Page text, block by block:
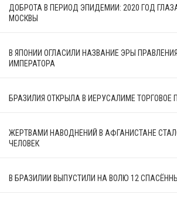
ДОБРОТА В ПЕРИОД ЭПИДЕМИИ: 2020 ГОД
МОСКВЫ
В ЯПОНИИ ОГЛАСИЛИ НАЗВАНИЕ ЭРЫ
ИМПЕРАТОРА
БРАЗИЛИЯ ОТКРЫЛА В ИЕРУСАЛИМЕ ТОРГОВОЕ
ЖЕРТВАМИ НАВОДНЕНИЙ В АФГАНИСТАНЕ
ЧЕЛОВЕК
В БРАЗИЛИИ ВЫПУСТИЛИ НА ВОЛЮ 12